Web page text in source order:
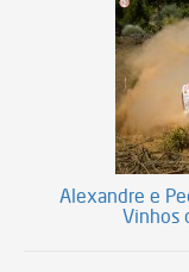
Alexandre e
Vinhos